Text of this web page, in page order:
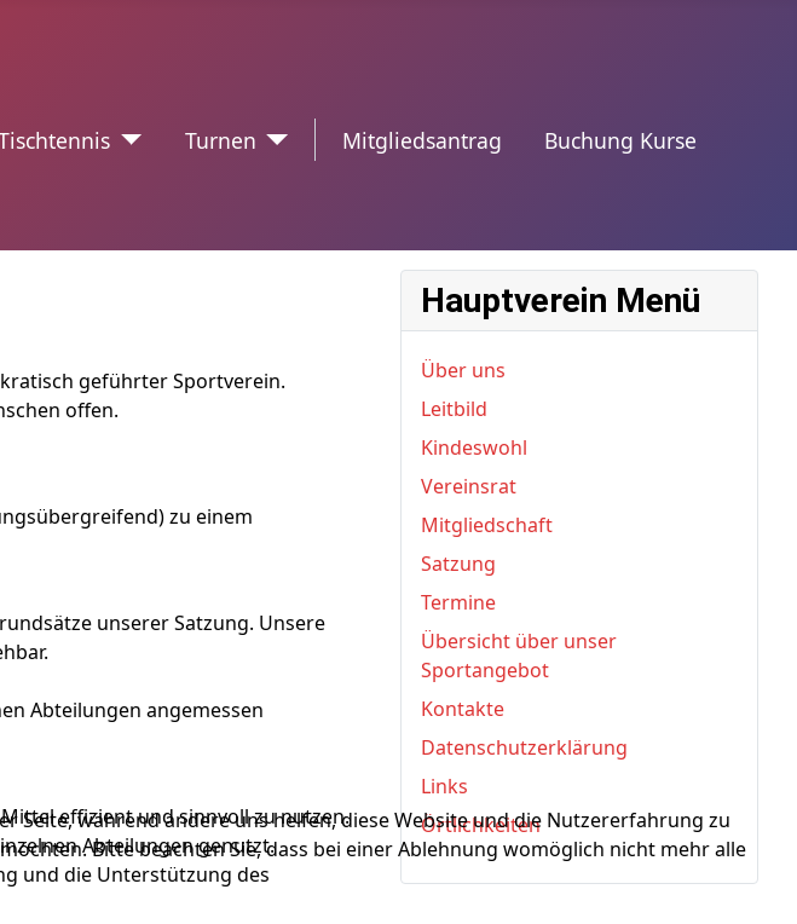
Turnen trennzeichen2
Mitgliedsantrag Buchung Kurse
geführter Sportverein.
offen.
zu einem
unserer Satzung. Unsere
Abteilungen angemessen
effizient und sinnvoll zu nutzen.
Abteilungen genutzt.
und die Unterstützung des
Hauptverein Menü
Über uns
Leitbild
Kindeswohl
Vereinsrat
Mitgliedschaft
Satzung
Termine
Übersicht über unser
Sportangebot
Kontakte
Datenschutzerklärung
Links
Örtlichkeiten
Seite, während andere uns helfen, diese Website und die Nutzererfahrung zu
Bitte beachten Sie, dass bei einer Ablehnung womöglich nicht mehr alle